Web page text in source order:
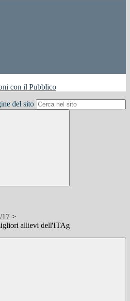
con il Pubblico
del sito
17 >
allievi dell'ITAg